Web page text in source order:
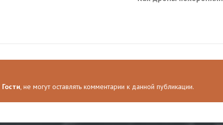
Гости, не могут оставлять комментарии к данной публикации.